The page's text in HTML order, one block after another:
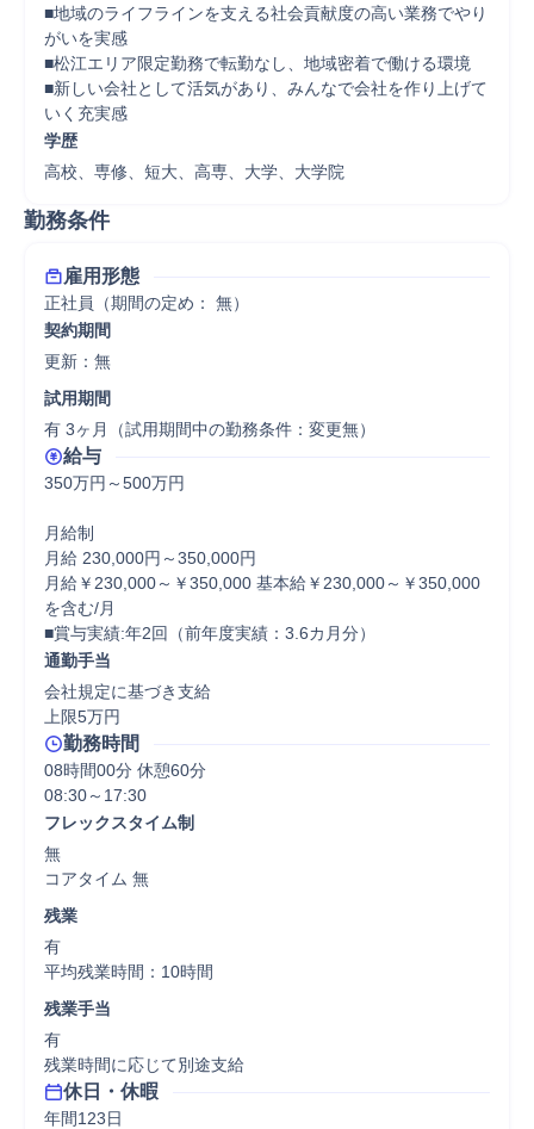
■地域のライフラインを支える社会貢献度の高い業務でやり
がいを実感
■松江エリア限定勤務で転勤なし、地域密着で働ける環境
■新しい会社として活気があり、みんなで会社を作り上げて
いく充実感
学歴
高校、専修、短大、高専、大学、大学院
勤務条件
雇用形態
正社員（期間の定め： 無）
契約期間
更新：無
試用期間
有 3ヶ月（試用期間中の勤務条件：変更無）
給与
350万円～500万円
月給制
月給 230,000円～350,000円
月給￥230,000～￥350,000 基本給￥230,000～￥350,000
を含む/月
■賞与実績:年2回（前年度実績：3.6カ月分）
通勤手当
会社規定に基づき支給
上限5万円
勤務時間
08時間00分 休憩60分
フレックスタイム制
無
コアタイム 無
残業
有
平均残業時間：10時間
残業手当
有
残業時間に応じて別途支給
休日・休暇
年間123日